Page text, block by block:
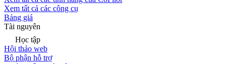
Xem tất cả các công cụ
Bảng giá
Tài nguyên
Học tập
Hội thảo web
Bộ phận hỗ trợ